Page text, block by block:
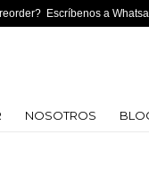
Escríbenos a
NOSOTROS